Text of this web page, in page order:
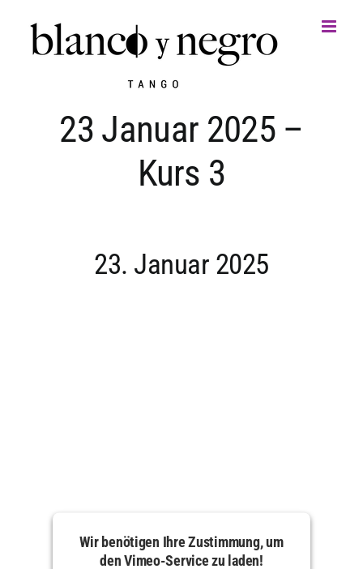
springen
23 Januar 2025 –
Kurs 3
23. Januar 2025
Wir benötigen Ihre Zustimmung, um
den Vimeo-Service zu laden!